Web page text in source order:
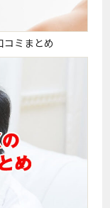
コミまとめ